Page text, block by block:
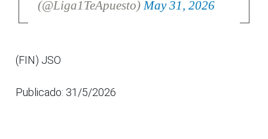
(@Liga1TeApuesto)May 31, 2026
(FIN) JSO
Publicado: 31/5/2026